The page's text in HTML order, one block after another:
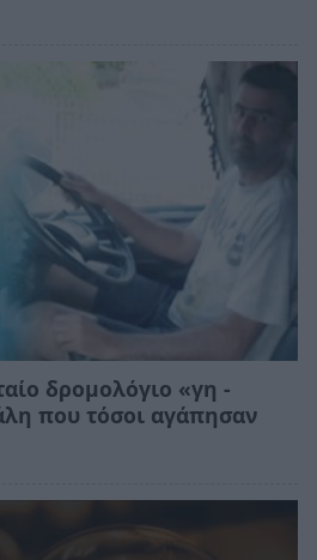
δρομολόγιο «γη -
που τόσοι αγάπησαν